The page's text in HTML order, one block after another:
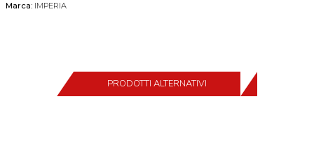
Marca: IMPERIA
PRODOTTI ALTERNATIVI